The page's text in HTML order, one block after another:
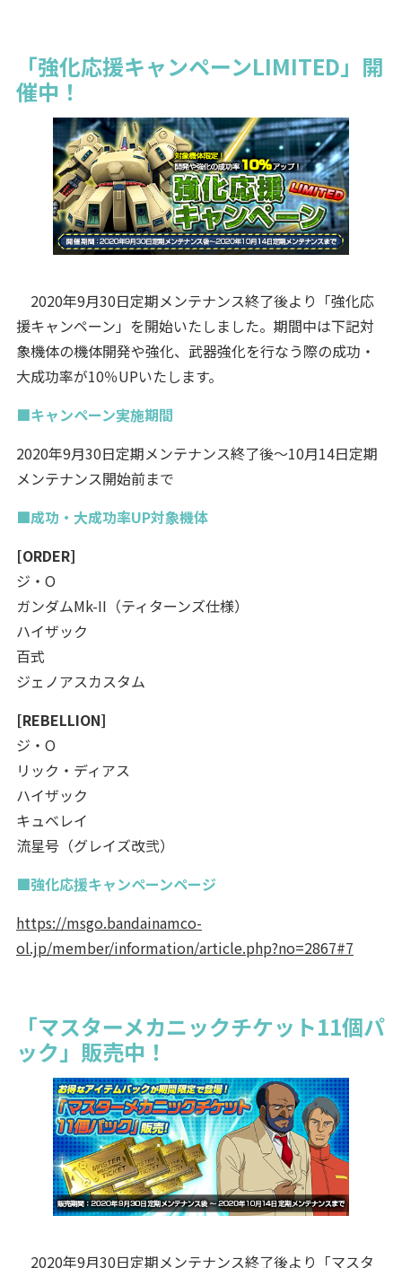
「強化応援キャンペーンLIMITED」開
催中！
2020年9月30日定期メンテナンス終了後より「強化応
援キャンペーン」を開始いたしました。期間中は下記対
象機体の機体開発や強化、武器強化を行なう際の成功・
大成功率が10％UPいたします。
■キャンペーン実施期間
2020年9月30日定期メンテナンス終了後～10月14日定期
メンテナンス開始前まで
■成功・大成功率UP対象機体
[ORDER]
ジ・O
ガンダムMk-II（ティターンズ仕様）
ハイザック
百式
ジェノアスカスタム
[REBELLION]
ジ・O
リック・ディアス
ハイザック
キュベレイ
流星号（グレイズ改弐）
■強化応援キャンペーンページ
https://msgo.bandainamco-
ol.jp/member/information/article.php?no=2867#7
「マスターメカニックチケット11個パ
ック」販売中！
2020年9月30日定期メンテナンス終了後より「マスタ